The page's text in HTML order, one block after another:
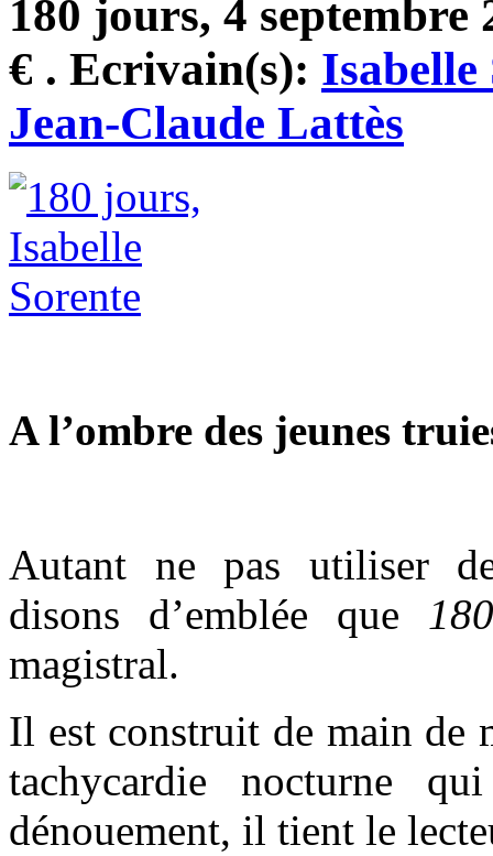
180 jours, 4 septembre
€ . Ecrivain(s): Isabelle
Jean-Claude Lattès
A l’ombre des jeunes
Autant ne pas utiliser
disons d’emblée que
magistral.
Il est construit de main de
tachycardie nocturne
dénouement, il tient le